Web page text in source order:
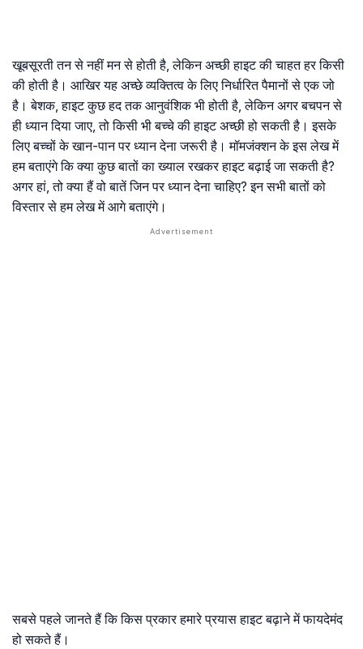
खूबसूरती तन से नहीं मन से होती है, लेकिन अच्छी हाइट की चाहत हर किसी
की होती है। आखिर यह अच्छे व्यक्तित्व के लिए निर्धारित पैमानों से एक जो
है। बेशक, हाइट कुछ हद तक आनुवंशिक भी होती है, लेकिन अगर बचपन से
ही ध्यान दिया जाए, तो किसी भी बच्चे की हाइट अच्छी हो सकती है। इसके
लिए बच्चों के खान-पान पर ध्यान देना जरूरी है। मॉमजंक्शन के इस लेख में
हम बताएंगे कि क्या कुछ बातों का ख्याल रखकर हाइट बढ़ाई जा सकती है?
अगर हां, तो क्या हैं वो बातें जिन पर ध्यान देना चाहिए? इन सभी बातों को
विस्तार से हम लेख में आगे बताएंगे।
सबसे पहले जानते हैं कि किस प्रकार हमारे प्रयास हाइट बढ़ाने में फायदेमंद
हो सकते हैं।